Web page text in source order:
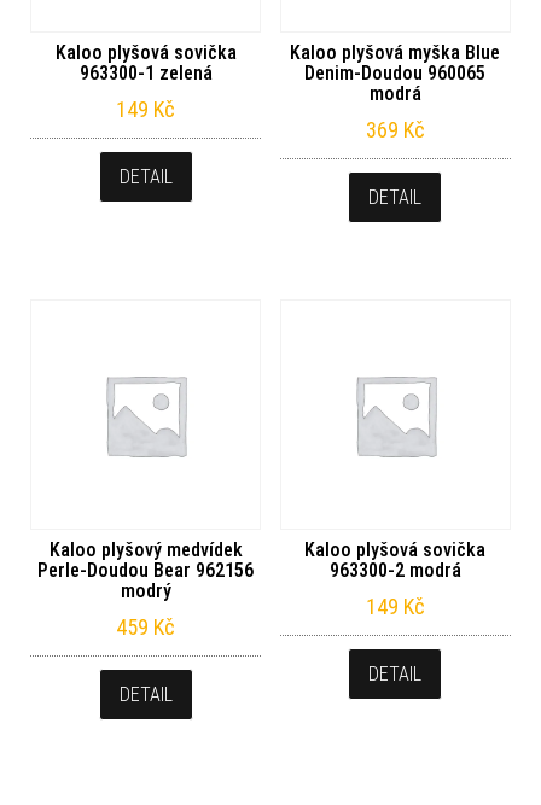
Kaloo plyšová sovička
963300-1 zelená
149 Kč
DETAIL
Kaloo plyšová myška Blue
Denim-Doudou 960065
modrá
369 Kč
DETAIL
Kaloo plyšový medvídek
Perle-Doudou Bear 962156
modrý
459 Kč
DETAIL
Kaloo plyšová sovička
963300-2 modrá
149 Kč
DETAIL